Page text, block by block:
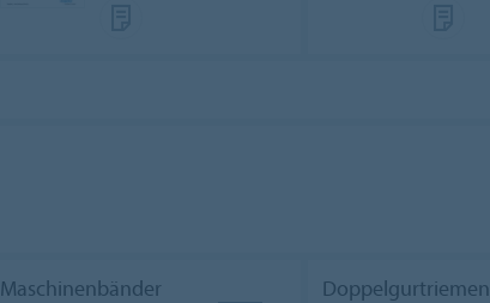
Maschinenbänder Doppelgurtriemen